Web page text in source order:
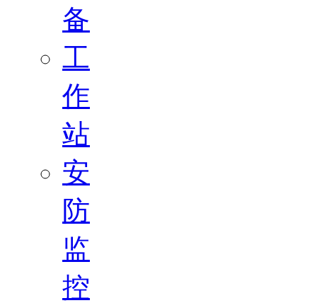
备
工
作
站
安
防
监
控